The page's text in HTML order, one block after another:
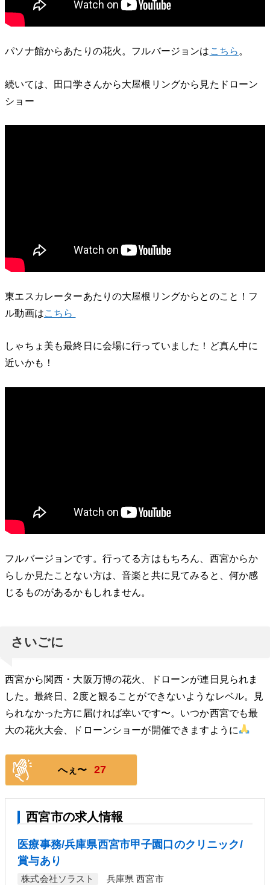
パソナ館からあたりの花火。フルバージョンは こちら 。
続いては、田口学さんから大屋根リングから見たドローン
ショー
東エスカレーターあたりの大屋根リングからとのこと！フ
ル動画はこちら
しゃちょ美も最終日に会場に行っていました！ど真ん中に
近いかも！
フルバージョンです。行ってる方はもちろん、西宮からか
らしか見たことない方は、音楽と共に見てみると、何か感
じるものがあるかもしれません。
さいごに
西宮から関西・大阪万博の花火、ドローンが連日見られま
した。最終日、2度と観ることができないようなレベル。見
られなかった方に届ければ幸いです〜。いつか西宮でも最
大の花火大会、ドローンショーが開催できますように
へぇ〜 27
西宮市の求人情報
医療事務/兵庫県西宮市甲子園口のクリニック/
賞与あり
株式会社ソラスト 兵庫県 西宮市